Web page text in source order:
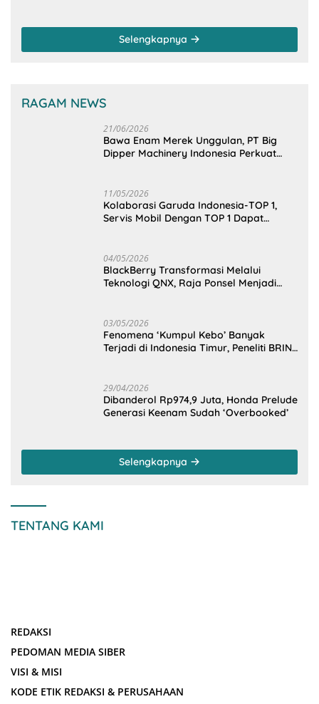
Kementerian PU-RI
Selengkapnya
RAGAM NEWS
21/06/2026
Bawa Enam Merek Unggulan, PT Big
Dipper Machinery Indonesia Perkuat
11/05/2026
Kolaborasi Garuda Indonesia-TOP 1,
Servis Mobil Dengan TOP 1 Dapat
04/05/2026
BlackBerry Transformasi Melalui
Teknologi QNX, Raja Ponsel Menjadi
03/05/2026
Fenomena ‘Kumpul Kebo’ Banyak
Terjadi di Indonesia Timur, Peneliti BRIN
29/04/2026
Dibanderol Rp974,9 Juta, Honda Prelude
Generasi Keenam Sudah ‘Overbooked’
Selengkapnya
TENTANG KAMI
REDAKSI
PEDOMAN MEDIA SIBER
VISI & MISI
KODE ETIK REDAKSI & PERUSAHAAN